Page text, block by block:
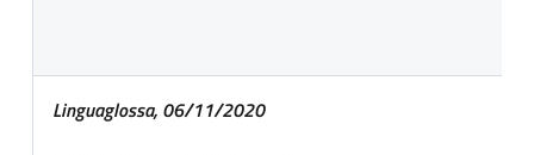
Linguaglossa, 06/11/2020